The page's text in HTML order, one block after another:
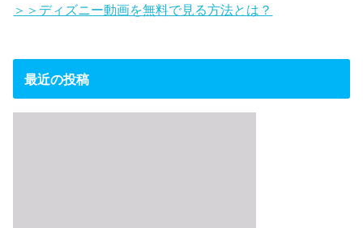
＞＞ディズニー動画を無料で見る方法とは？
最近の投稿